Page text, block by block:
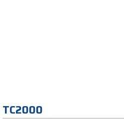
TC2000